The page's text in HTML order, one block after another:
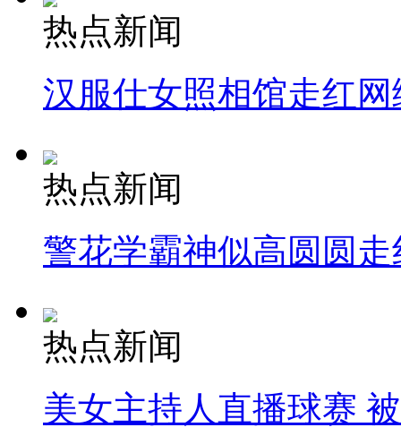
热点新闻
汉服仕女照相馆走红网
热点新闻
警花学霸神似高圆圆走
热点新闻
美女主持人直播球赛